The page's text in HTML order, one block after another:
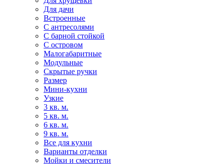
Для дачи
Встроенные
С антресолями
С барной стойкой
С островом
Малогабаритные
Модульные
Скрытые ручки
Размер
Мини-кухни
Узкие
3 кв. м.
5 кв. м.
6 кв. м.
9 кв. м.
Все для кухни
Варианты отделки
Мойки и смесители